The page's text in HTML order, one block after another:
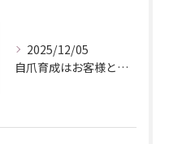
2025/12/05
自爪育成はお客様とサロンの二人三脚